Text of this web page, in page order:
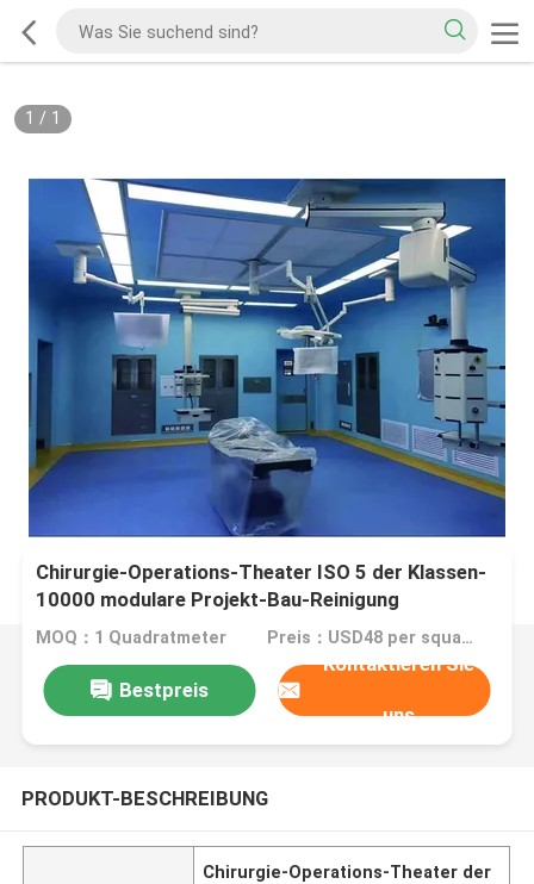
1 / 1
Chirurgie-Operations-Theater ISO 5 der Klassen-
10000 modulare Projekt-Bau-Reinigung
MOQ：1 Quadratmeter Preis：USD48 per square meter
Bestpreis
Kontaktieren Sie
uns
PRODUKT-BESCHREIBUNG
Chirurgie-Operations-Theater der